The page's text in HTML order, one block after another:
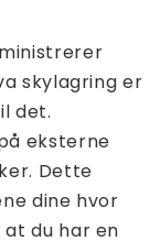
skylagring er
det.
eksterne
Dette
dine hvor
du har en